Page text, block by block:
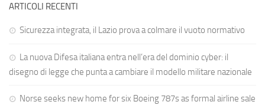
ARTICOLI RECENTI
Sicurezza integrata, il Lazio prova a colmare il vuoto normativo
La nuova Difesa italiana entra nell’era del dominio cyber: il
disegno di legge che punta a cambiare il modello militare nazionale
Norse seeks new home for six Boeing 787s as formal airline sale